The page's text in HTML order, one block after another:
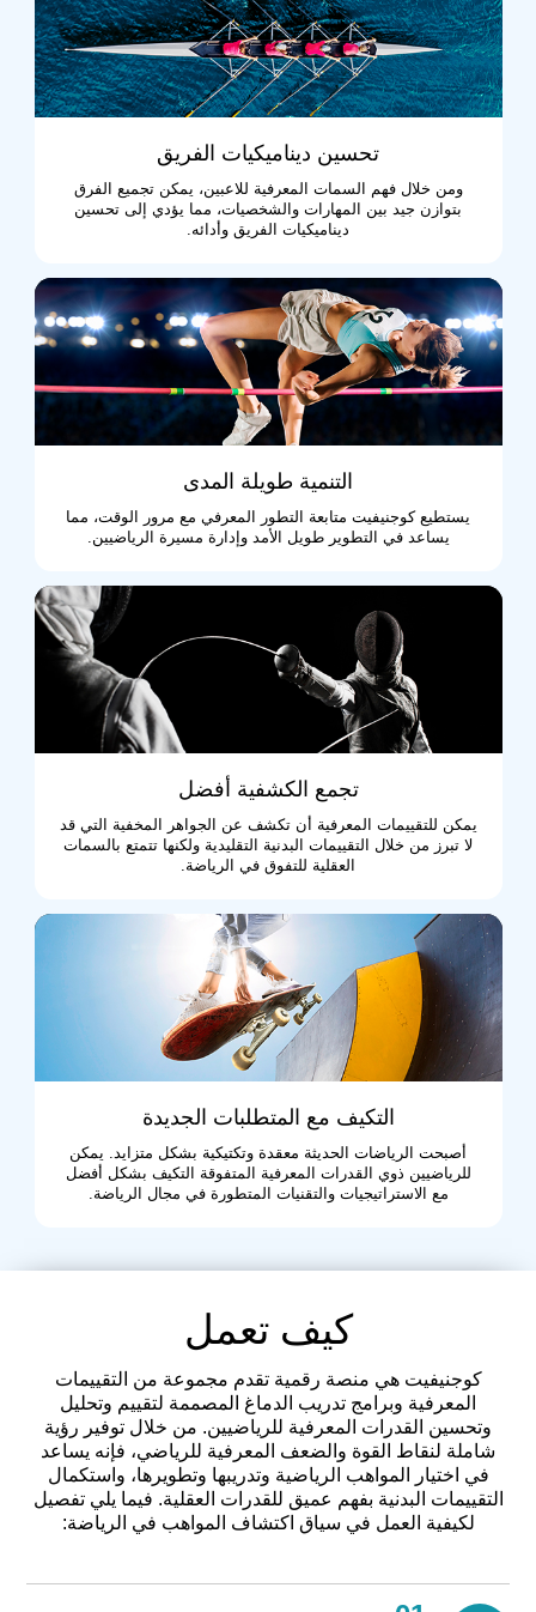
تحسين ديناميكيات الفريق
ومن خلال فهم السمات المعرفية للاعبين، يمكن تجميع الفرق
بتوازن جيد بين المهارات والشخصيات، مما يؤدي إلى تحسين
ديناميكيات الفريق وأدائه.
التنمية طويلة المدى
يستطيع كوجنيفيت متابعة التطور المعرفي مع مرور الوقت، مما
يساعد في التطوير طويل الأمد وإدارة مسيرة الرياضيين.
تجمع الكشفية أفضل
يمكن للتقييمات المعرفية أن تكشف عن الجواهر المخفية التي قد
لا تبرز من خلال التقييمات البدنية التقليدية ولكنها تتمتع بالسمات
العقلية للتفوق في الرياضة.
التكيف مع المتطلبات الجديدة
أصبحت الرياضات الحديثة معقدة وتكتيكية بشكل متزايد. يمكن
للرياضيين ذوي القدرات المعرفية المتفوقة التكيف بشكل أفضل
مع الاستراتيجيات والتقنيات المتطورة في مجال الرياضة.
كيف تعمل
كوجنيفيت هي منصة رقمية تقدم مجموعة من التقييمات
المعرفية وبرامج تدريب الدماغ المصممة لتقييم وتحليل
وتحسين القدرات المعرفية للرياضيين. من خلال توفير رؤية
شاملة لنقاط القوة والضعف المعرفية للرياضي، فإنه يساعد
في اختيار المواهب الرياضية وتدريبها وتطويرها، واستكمال
التقييمات البدنية بفهم عميق للقدرات العقلية. فيما يلي تفصيل
لكيفية العمل في سياق اكتشاف المواهب في الرياضة: